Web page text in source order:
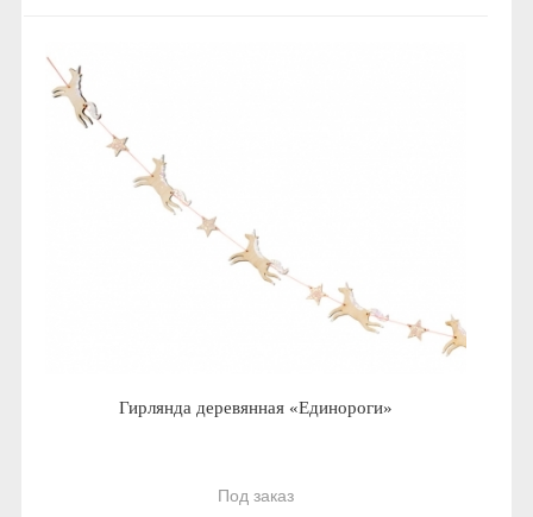
Гирлянда деревянная «Единороги»
Под заказ